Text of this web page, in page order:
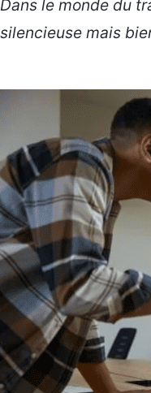
Dans le monde du
silencieuse mais